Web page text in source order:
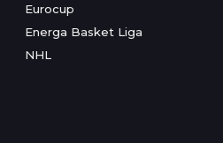
Eurocup
Energa Basket Liga
NHL